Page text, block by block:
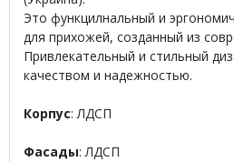
Это функцилнальный и
для прихожей, созданный из
Привлекательный и стильный
качеством и надежностью.
Корпус: ЛДСП
Фасады: ЛДСП